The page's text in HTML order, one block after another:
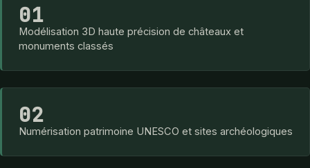
01
Modélisation 3D haute précision de châteaux et
monuments classés
02
Numérisation patrimoine UNESCO et sites archéologiques